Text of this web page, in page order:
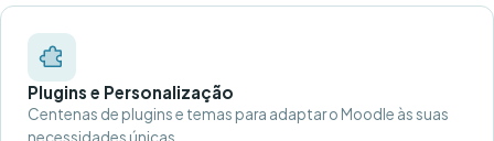
Plugins e Personalização
Centenas de plugins e temas para adaptar o Moodle às suas